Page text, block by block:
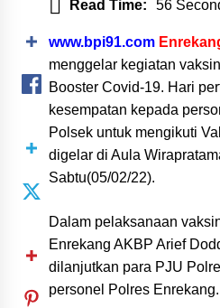
Read Time: 56
www.bpi91.com
menggelar kegiatan
Booster Covid-19. Hari
kesempatan kepada
Polsek untuk mengikuti
digelar di Aula
Sabtu(05/02/22).
Dalam pelaksanaan
Enrekang AKBP Arief
dilanjutkan para PJU
personel Polres Enrekang.